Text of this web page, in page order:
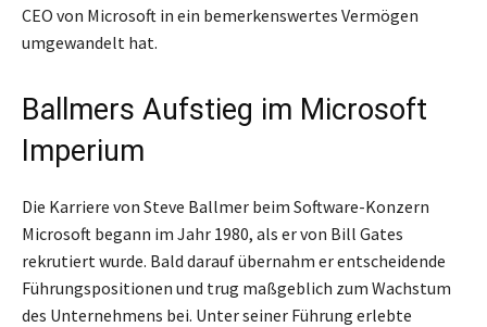
CEO von Microsoft in ein bemerkenswertes Vermögen
umgewandelt hat.
Ballmers Aufstieg im Microsoft
Imperium
Die Karriere von Steve Ballmer beim Software-Konzern
Microsoft begann im Jahr 1980, als er von Bill Gates
rekrutiert wurde. Bald darauf übernahm er entscheidende
Führungspositionen und trug maßgeblich zum Wachstum
des Unternehmens bei. Unter seiner Führung erlebte